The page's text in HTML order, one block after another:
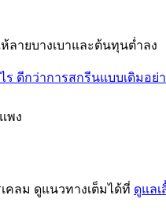
ลายบางเบาและต้นทุนต่ำลง
ดีกว่าการสกรีนแบบเดิมอย่า
พง
คลม ดูแนวทางเต็มได้ที่ ดูแล